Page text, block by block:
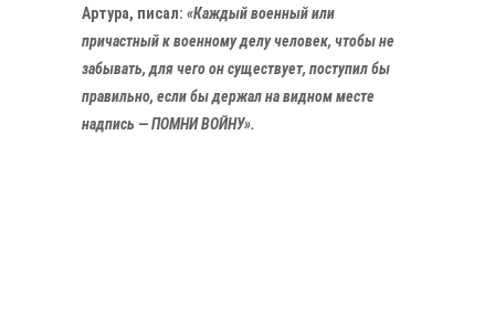
Артура, писал: «Каждый военный или
причастный к военному делу человек, чтобы не
забывать, для чего он существует, поступил бы
правильно, если бы держал на видном месте
надпись — ПОМНИ ВОЙНУ».